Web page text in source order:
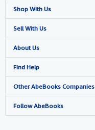
Shop With Us
Advanced Search
Browse Collections
My Account
My Orders
View Basket
Sell With Us
Start Selling
Join Our Affiliate Programme
Book Buyback
Refer a seller
About Us
About AbeBooks
Media
Careers
Find Help
Help
Customer Service
Other AbeBooks Companies
AbeBooks.com
Follow AbeBooks